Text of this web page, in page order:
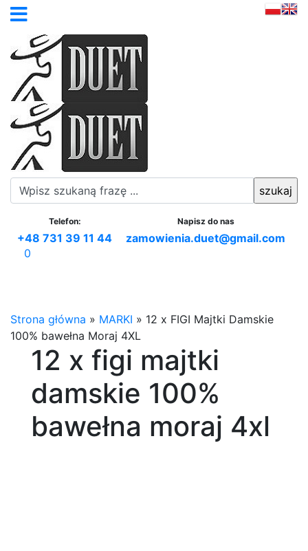
Telefon:
+48 731 39 11 44
Napisz do nas
zamowienia.duet@gmail.com
0
Strona główna » MARKI » 12 x FIGI Majtki Damskie
100% bawełna Moraj 4XL
12 x figi majtki
damskie 100%
bawełna moraj 4xl